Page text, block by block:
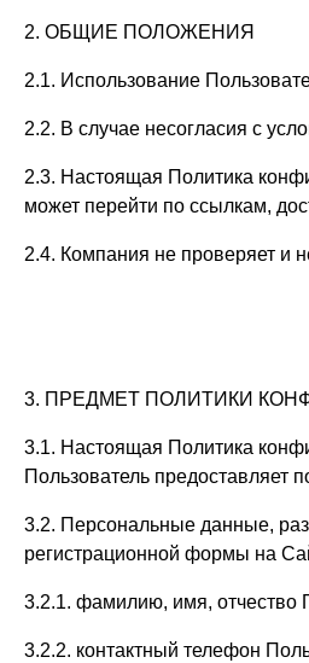
2. ОБЩИЕ ПОЛОЖЕНИЯ
2.1. Использование
2.2. В случае несогласия с
2.3. Настоящая Политика
может перейти по ссылкам,
2.4. Компания не проверяет и
3. ПРЕДМЕТ ПОЛИТИКИ
3.1. Настоящая Политика
Пользователь предоставляет
3.2. Персональные данные,
регистрационной формы на
3.2.1. фамилию, имя, отчество
3.2.2. контактный телефон